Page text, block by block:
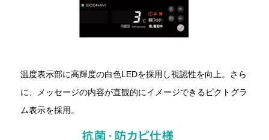
温度表示部に高輝度の白色LEDを採用し視認性を向上。さら
に、メッセージの内容が直観的にイメージできるピクトグラ
ム表示を採用。